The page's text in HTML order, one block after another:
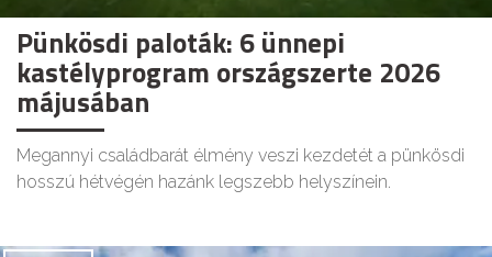
Pünkösdi paloták: 6 ünnepi
kastélyprogram országszerte 2026
májusában
Megannyi családbarát élmény veszi kezdetét a pünkösdi
hosszú hétvégén hazánk legszebb helyszínein.